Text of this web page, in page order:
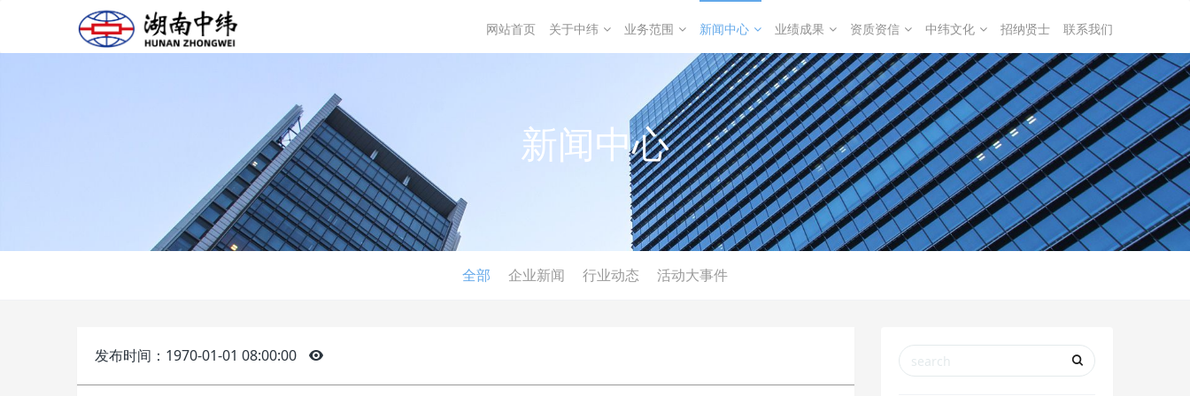
网站首页 关于中纬 业务范围 新闻中心 业绩成果 资质资信 中纬文化 招纳贤士 联系我们
新闻中心
全部 企业新闻 行业动态 活动大事件
发布时间：1970-01-01 08:00:00